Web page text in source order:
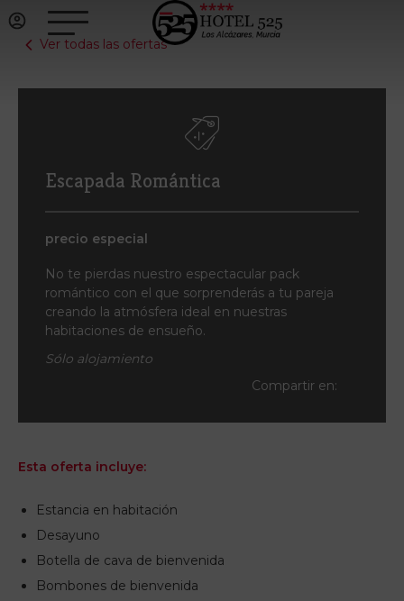
Ver todas las ofertas
Escapada Romántica
precio especial
No te pierdas nuestro espectacular pack
romántico con el que sorprenderás a tu pareja
creando la atmósfera ideal en nuestras
habitaciones de ensueño.
Sólo alojamiento
Compartir en:
Esta oferta incluye:
Estancia en habitación
Desayuno
Botella de cava de bienvenida
Bombones de bienvenida